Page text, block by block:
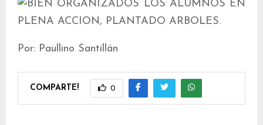
Por: Paullino Santillán
COMPARTE! 0